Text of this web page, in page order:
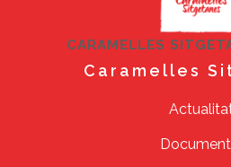
CARAMELLES
Caramelles